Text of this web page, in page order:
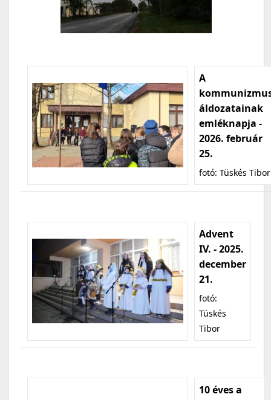
A
áldozatainak
emléknapja -
2026. február
25.
fotó: Tüskés Tibor
Advent
IV. - 2025.
december
21.
fotó:
Tüskés
Tibor
10 éves a